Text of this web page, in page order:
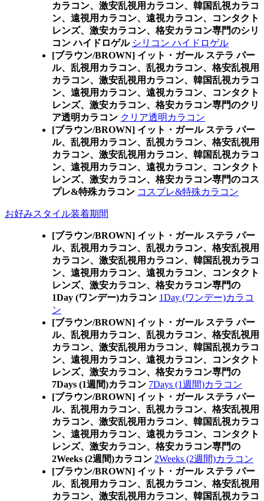
カラコン、激安乱視用カラコン、韓国乱視カラコ
ン、遠視用カラコン、遠視カラコン、コンタクト
レンズ、激安カラコン、格安カラコン専門のシリ
コン ハイドロゲル シリコン ハイドロゲル
[ブラウン/BROWN] イット・ガール ステラ パー
ル、乱視用カラコン、乱視カラコン、格安乱視用
カラコン、激安乱視用カラコン、韓国乱視カラコ
ン、遠視用カラコン、遠視カラコン、コンタクト
レンズ、激安カラコン、格安カラコン専門のクリ
ア透明カラコン クリア透明カラコン
[ブラウン/BROWN] イット・ガール ステラ パー
ル、乱視用カラコン、乱視カラコン、格安乱視用
カラコン、激安乱視用カラコン、韓国乱視カラコ
ン、遠視用カラコン、遠視カラコン、コンタクト
レンズ、激安カラコン、格安カラコン専門のコス
プレ&特殊カラコン コスプレ&特殊カラコン
お好みスタイル装着期間
[ブラウン/BROWN] イット・ガール ステラ パー
ル、乱視用カラコン、乱視カラコン、格安乱視用
カラコン、激安乱視用カラコン、韓国乱視カラコ
ン、遠視用カラコン、遠視カラコン、コンタクト
レンズ、激安カラコン、格安カラコン専門の
1Day (ワンデー)カラコン 1Day (ワンデー)カラコ
ン
[ブラウン/BROWN] イット・ガール ステラ パー
ル、乱視用カラコン、乱視カラコン、格安乱視用
カラコン、激安乱視用カラコン、韓国乱視カラコ
ン、遠視用カラコン、遠視カラコン、コンタクト
レンズ、激安カラコン、格安カラコン専門の
7Days (1週間)カラコン 7Days (1週間)カラコン
[ブラウン/BROWN] イット・ガール ステラ パー
ル、乱視用カラコン、乱視カラコン、格安乱視用
カラコン、激安乱視用カラコン、韓国乱視カラコ
ン、遠視用カラコン、遠視カラコン、コンタクト
レンズ、激安カラコン、格安カラコン専門の
2Weeks (2週間)カラコン 2Weeks (2週間)カラコン
[ブラウン/BROWN] イット・ガール ステラ パー
ル、乱視用カラコン、乱視カラコン、格安乱視用
カラコン、激安乱視用カラコン、韓国乱視カラコ